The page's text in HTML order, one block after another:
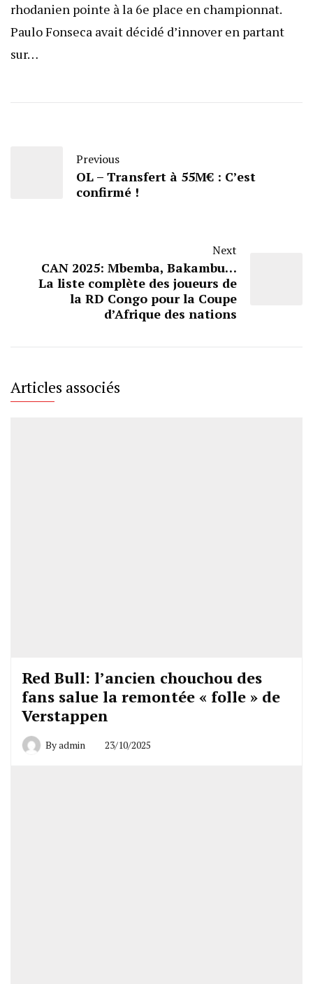
rhodanien pointe à la 6e place en championnat.
Paulo Fonseca avait décidé d’innover en partant
sur…
Previous
OL – Transfert à 55M€ : C’est
confirmé !
Next
CAN 2025: Mbemba, Bakambu…
La liste complète des joueurs de
la RD Congo pour la Coupe
d’Afrique des nations
Articles associés
Red Bull: l’ancien chouchou des
fans salue la remontée « folle » de
Verstappen
Byadmin 23/10/2025